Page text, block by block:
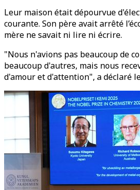
Leur maison était dépourvue
courante. Son père avait arrêté
mère ne savait ni lire ni écrire.
"Nous n'avions pas beaucoup de
beaucoup d'autres, mais nous
d'amour et d'attention", a déclaré